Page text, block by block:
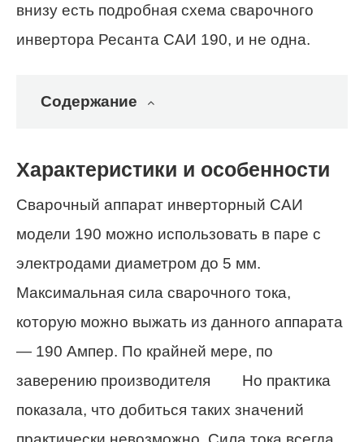
внизу есть подробная схема сварочного
инвертора Ресанта САИ 190, и не одна.
Содержание
Характеристики и особенности
Сварочный аппарат инверторный САИ
модели 190 можно использовать в паре с
электродами диаметром до 5 мм.
Максимальная сила сварочного тока,
которую можно выжать из данного аппарата
— 190 Ампер. По крайней мере, по
заверению производителя
Но практика
показала, что добиться таких значений